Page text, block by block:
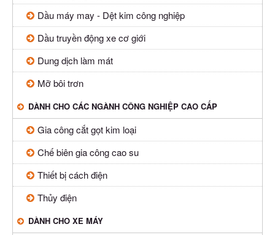
Dầu máy may - Dệt kim công nghiệp
Dầu truyền động xe cơ giới
Dung dịch làm mát
Mỡ bôi trơn
DÀNH CHO CÁC NGÀNH CÔNG NGHIỆP CAO CẤP
Gia công cắt gọt kim loại
Chế biên gia công cao su
Thiết bị cách điện
Thủy điện
DÀNH CHO XE MÁY